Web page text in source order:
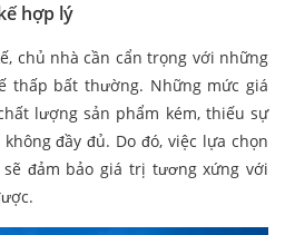
hợp lý
chủ nhà cần cẩn trọng với những
thấp bất thường. Những mức giá
lượng sản phẩm kém, thiếu sự
đầy đủ. Do đó, việc lựa chọn
đảm bảo giá trị tương xứng với